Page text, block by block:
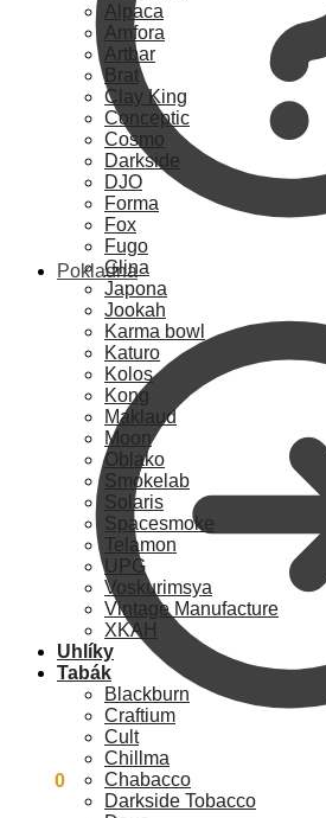
Pokladna
0
Alpaca
Amfora
Artbar
Brat
Clay King
Conceptic
Cosmo
Darkside
DJO
Forma
Fox
Fugo
Glina
Japona
Jookah
Karma bowl
Katuro
Kolos
Kong
Maklaud
Moon
Oblako
Smokelab
Solaris
Spacesmoke
Telamon
UPG
Voskurimsya
Vintage Manufacture
XKAH
Uhlíky
Tabák
Blackburn
Craftium
Cult
Chillma
Chabacco
Darkside Tobacco